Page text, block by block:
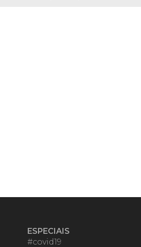
ESPECIAIS
#covid19